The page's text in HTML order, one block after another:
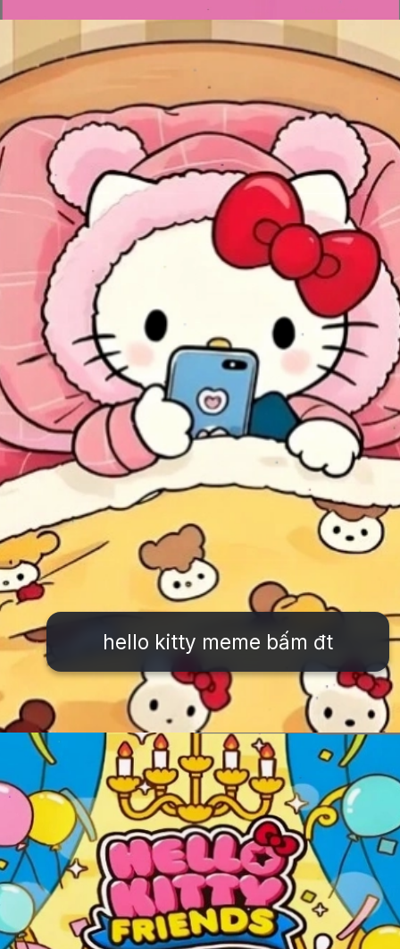
Đang mởhttps://issiloo.edu.vn/hello-kitty-meme
hello kitty meme bấm đt
Đang mở https://issiloo.edu.vn/hello-kitty-meme